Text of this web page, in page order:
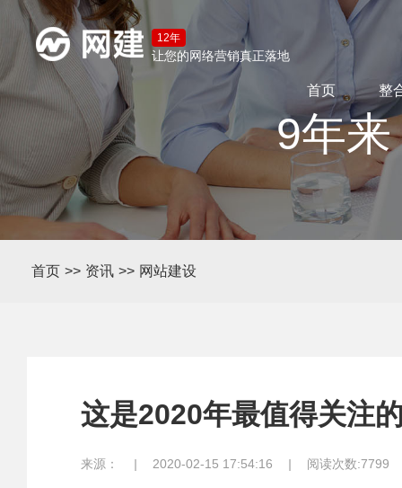
12年
让您的网络营销真正落地
首页 整
9年
首页 >> 资讯 >> 网站建设
这是2020年最值得关注
来源： | 2020-02-15 17:54:16 | 阅读次数:7799